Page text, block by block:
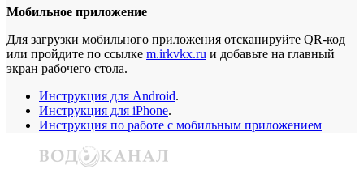
Мобильное приложение
Для загрузки мобильного приложения отсканируйте QR-код
или пройдите по ссылке m.irkvkx.ru и добавьте на главный
экран рабочего стола.
Инструкция для Android.
Инструкция для iPhone.
Инструкция по работе с мобильным приложением